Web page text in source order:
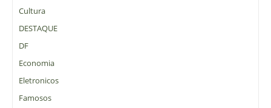
Cultura
DESTAQUE
DF
Economia
Eletronicos
Famosos